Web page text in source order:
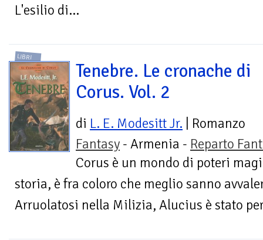
L'esilio di...
LIBRI
Tenebre. Le cronache di
Corus. Vol. 2
di L. E. Modesitt Jr. | Romanzo
Fantasy - Armenia - Reparto
Corus è un mondo di poteri
storia, è fra coloro che meglio sanno
Arruolatosi nella Milizia, Alucius è stato